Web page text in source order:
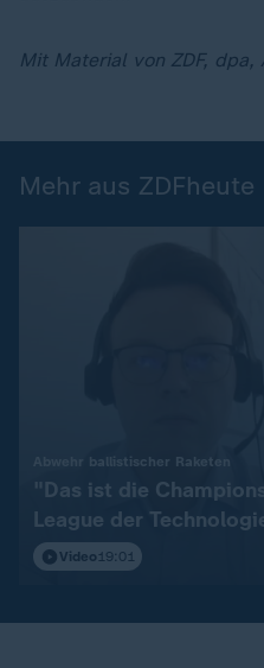
Mit Material von ZDF, dpa,
Mehr aus ZDFheute
Abwehr ballistischer Raketen
"Das ist die
League der
Video 19:01